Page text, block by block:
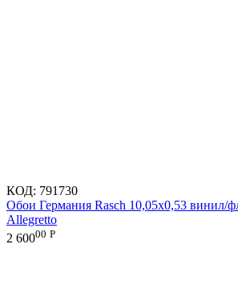
КОД: 791730
Обои Германия Rasch 10,05x0,53 винил/
Allegretto
2 60000 Р